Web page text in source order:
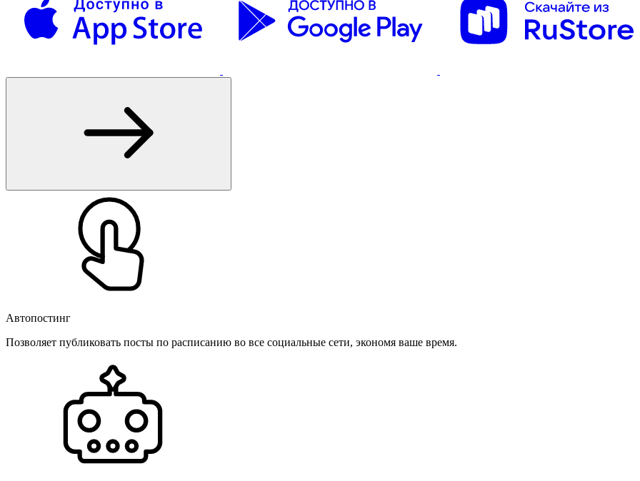
Автопостинг
Позволяет публиковать посты по расписанию во все социальные сети, экономя ваше время.